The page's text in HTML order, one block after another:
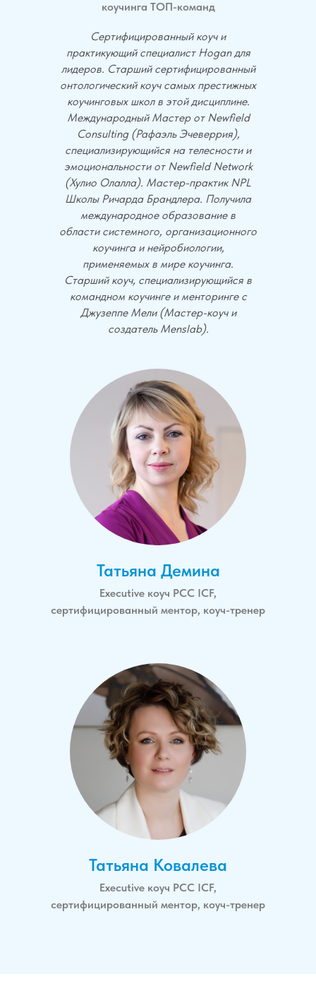
коучинга ТОП-команд
Сертифицированный коуч и
практикующий специалист Hogan для
лидеров. Старший сертифицированный
онтологический коуч самых престижных
коучинговых школ в этой дисциплине.
Международный Мастер от Newfield
Consulting (Рафаэль Эчеверрия),
специализирующийся на телесности и
эмоциональности от Newfield Network
(Хулио Олалла). Мастер-практик NPL
Школы Ричарда Брандлера. Получила
международное образование в
области системного, организационного
коучинга и нейробиологии,
применяемых в мире коучинга.
Старший коуч, специализирующийся в
командном коучинге и менторинге с
Джузеппе Мели (Мастер-коуч и
создатель Menslab).
Татьяна Демина
Еxecutive коуч РСС ICF,
сертифицированный ментор, коуч-тренер
Татьяна Ковалева
Еxecutive коуч РСС ICF,
сертифицированный ментор, коуч-тренер